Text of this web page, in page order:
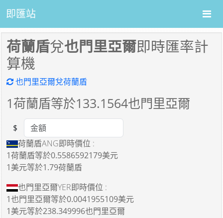
即匯站
荷蘭盾兌也門里亞爾即時匯率計
算機
也門里亞爾兌荷蘭盾
1荷蘭盾等於133.1564也門里亞爾
Amount
$
荷蘭盾ANG即時價位 :
1荷蘭盾等於0.5586592179美元
1美元等於1.79荷蘭盾
也門里亞爾YER即時價位 :
1也門里亞爾等於0.0041955109美元
1美元等於238.349996也門里亞爾